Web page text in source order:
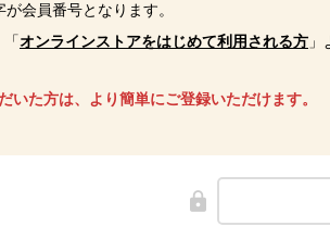
会員番号となります。
オンラインストアをはじめて利用される方
た方は、より簡単にご登録いただけます。